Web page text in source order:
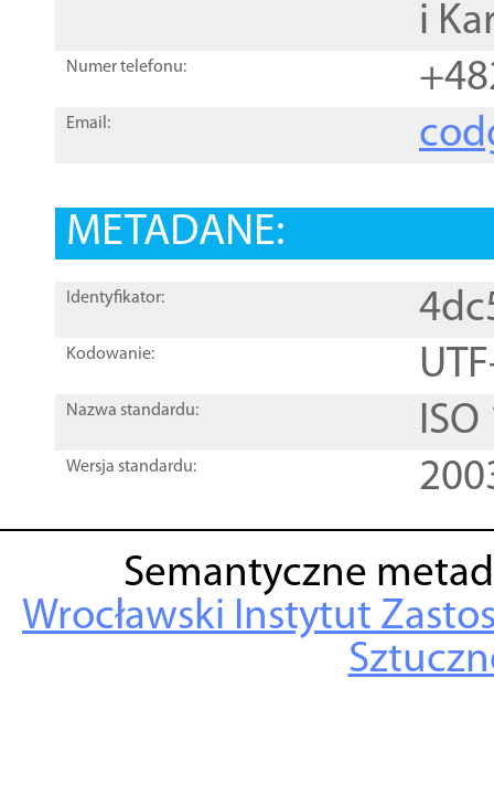
i
Numer telefonu:
Email:
METADANE:
Identyfikator:
Kodowanie:
Nazwa standardu:
Wersja standardu:
Semantyczne
Wrocławski Instytut